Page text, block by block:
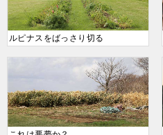
ルピナスをばっさり切る